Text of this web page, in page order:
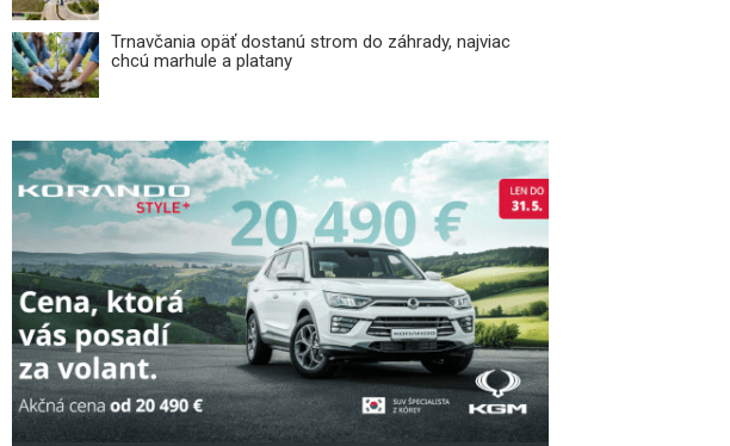
Trnavčania opäť dostanú strom do záhrady, najviac
chcú marhule a platany